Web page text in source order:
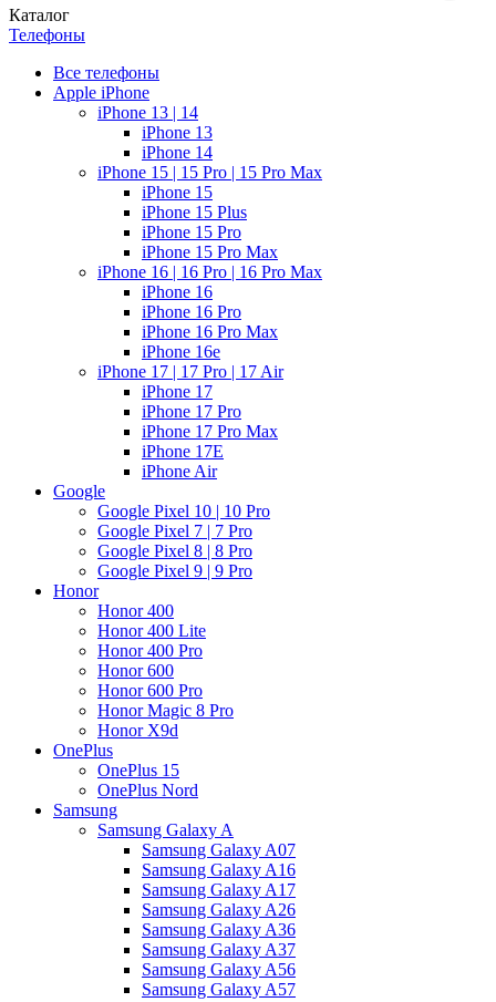
Каталог
Телефоны
Все телефоны
Apple iPhone
iPhone 13 | 14
iPhone 13
iPhone 14
iPhone 15 | 15 Pro | 15 Pro Max
iPhone 15
iPhone 15 Plus
iPhone 15 Pro
iPhone 15 Pro Max
iPhone 16 | 16 Pro | 16 Pro Max
iPhone 16
iPhone 16 Pro
iPhone 16 Pro Max
iPhone 16e
iPhone 17 | 17 Pro | 17 Air
iPhone 17
iPhone 17 Pro
iPhone 17 Pro Max
iPhone 17E
iPhone Air
Google
Google Pixel 10 | 10 Pro
Google Pixel 7 | 7 Pro
Google Pixel 8 | 8 Pro
Google Pixel 9 | 9 Pro
Honor
Honor 400
Honor 400 Lite
Honor 400 Pro
Honor 600
Honor 600 Pro
Honor Magic 8 Pro
Honor X9d
OnePlus
OnePlus 15
OnePlus Nord
Samsung
Samsung Galaxy A
Samsung Galaxy A07
Samsung Galaxy A16
Samsung Galaxy A17
Samsung Galaxy A26
Samsung Galaxy A36
Samsung Galaxy A37
Samsung Galaxy A56
Samsung Galaxy A57